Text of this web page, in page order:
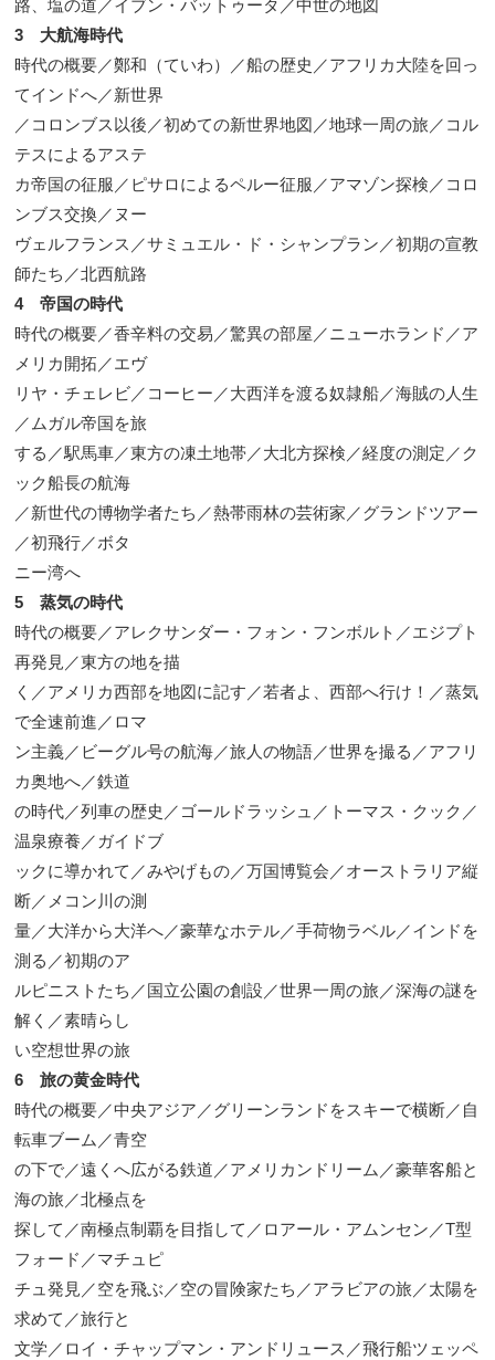
路、塩の道／イブン・バットゥータ／中世の地図
3 大航海時代
時代の概要／鄭和（ていわ）／船の歴史／アフリカ大陸を回っ
てインドへ／新世界
／コロンブス以後／初めての新世界地図／地球一周の旅／コル
テスによるアステ
カ帝国の征服／ピサロによるペルー征服／アマゾン探検／コロ
ンブス交換／ヌー
ヴェルフランス／サミュエル・ド・シャンプラン／初期の宣教
師たち／北西航路
4 帝国の時代
時代の概要／香辛料の交易／驚異の部屋／ニューホランド／ア
メリカ開拓／エヴ
リヤ・チェレビ／コーヒー／大西洋を渡る奴隷船／海賊の人生
／ムガル帝国を旅
する／駅馬車／東方の凍土地帯／大北方探検／経度の測定／ク
ック船長の航海
／新世代の博物学者たち／熱帯雨林の芸術家／グランドツアー
／初飛行／ボタ
ニー湾へ
5 蒸気の時代
時代の概要／アレクサンダー・フォン・フンボルト／エジプト
再発見／東方の地を描
く／アメリカ西部を地図に記す／若者よ、西部へ行け！／蒸気
で全速前進／ロマ
ン主義／ビーグル号の航海／旅人の物語／世界を撮る／アフリ
カ奥地へ／鉄道
の時代／列車の歴史／ゴールドラッシュ／トーマス・クック／
温泉療養／ガイドブ
ックに導かれて／みやげもの／万国博覧会／オーストラリア縦
断／メコン川の測
量／大洋から大洋へ／豪華なホテル／手荷物ラベル／インドを
測る／初期のア
ルピニストたち／国立公園の創設／世界一周の旅／深海の謎を
解く／素晴らし
い空想世界の旅
6 旅の黄金時代
時代の概要／中央アジア／グリーンランドをスキーで横断／自
転車ブーム／青空
の下で／遠くへ広がる鉄道／アメリカンドリーム／豪華客船と
海の旅／北極点を
探して／南極点制覇を目指して／ロアール・アムンセン／T型
フォード／マチュピ
チュ発見／空を飛ぶ／空の冒険家たち／アラビアの旅／太陽を
求めて／旅行と
文学／ロイ・チャップマン・アンドリュース／飛行船ツェッペ